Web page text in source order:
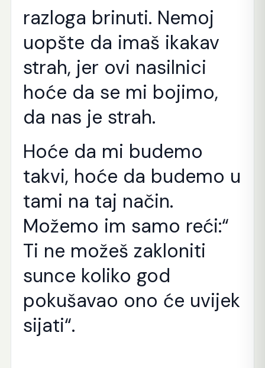
razloga brinuti. Nemoj
uopšte da imaš ikakav
strah, jer ovi nasilnici
hoće da se mi bojimo,
da nas je strah.
Hoće da mi budemo
takvi, hoće da budemo u
tami na taj način.
Možemo im samo reći:“
Ti ne možeš zakloniti
sunce koliko god
pokušavao ono će uvijek
sijati“.